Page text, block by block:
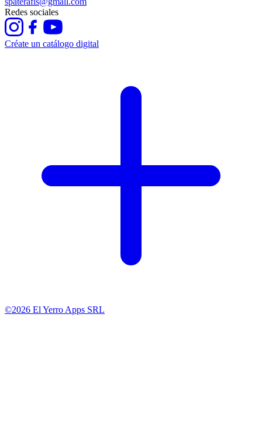
Redes sociales
Créate un catálogo digital
©2026 El Yerro Apps SRL